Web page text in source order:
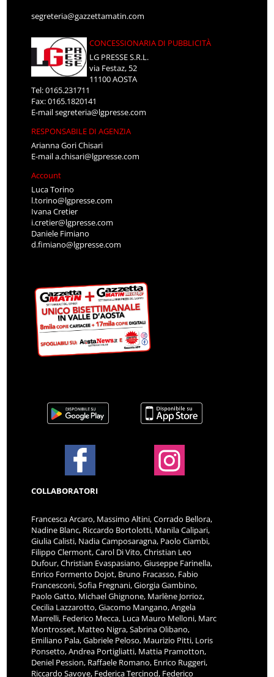
segreteria@gazzettamatin.com
CONCESSIONARIA DI PUBBLICITÀ
LG PRESSE S.R.L.
via Festaz, 52
11100 AOSTA
Tel: 0165.231711
Fax: 0165.1820141
E-mailsegreteria@lgpresse.com
RESPONSABILE DI AGENZIA
Arianna Gori Chisari
E-maila.chisari@lgpresse.com
Account
Luca Torino
l.torino@lgpresse.com
Ivana Cretier
i.cretier@lgpresse.com
Daniele Fimiano
d.fimiano@lgpresse.com
COLLABORATORI
Francesca Arcaro, Massimo Altini, Corrado Bellora,
Nadine Blanc, Riccardo Bortolotti, Manila Calipari,
Giulia Calisti, Nadia Camposaragna, Paolo Ciambi,
Filippo Clermont, Carol Di Vito, Christian Leo
Dufour, Christian Evaspasiano, Giuseppe Farinella,
Enrico Formento Dojot, Bruno Fracasso, Fabio
Francesconi, Sofia Fregnani, Giorgia Gambino,
Paolo Gatto, Michael Ghignone, Marlène Jorrioz,
Cecilia Lazzarotto, Giacomo Mangano, Angela
Marrelli, Federico Mecca, Luca Mauro Melloni, Marc
Montrosset, Matteo Nigra, Sabrina Olibano,
Emiliano Pala, Gabriele Peloso, Maurizio Pitti, Loris
Ponsetto, Andrea Portigliatti, Mattia Pramotton,
Deniel Pession, Raffaele Romano, Enrico Ruggeri,
Riccardo Savoye, Federica Tercinod, Federico